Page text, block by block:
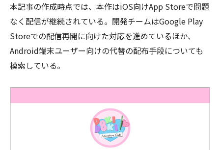
本記事の作成時点では、本作はiOS向けApp Storeで問題
なく配信が継続されている。開発チームはGoogle Play
Storeでの配信再開に向けた対応を進めているほか、
Android端末ユーザー向けの代替の配布手段についても
模索している。